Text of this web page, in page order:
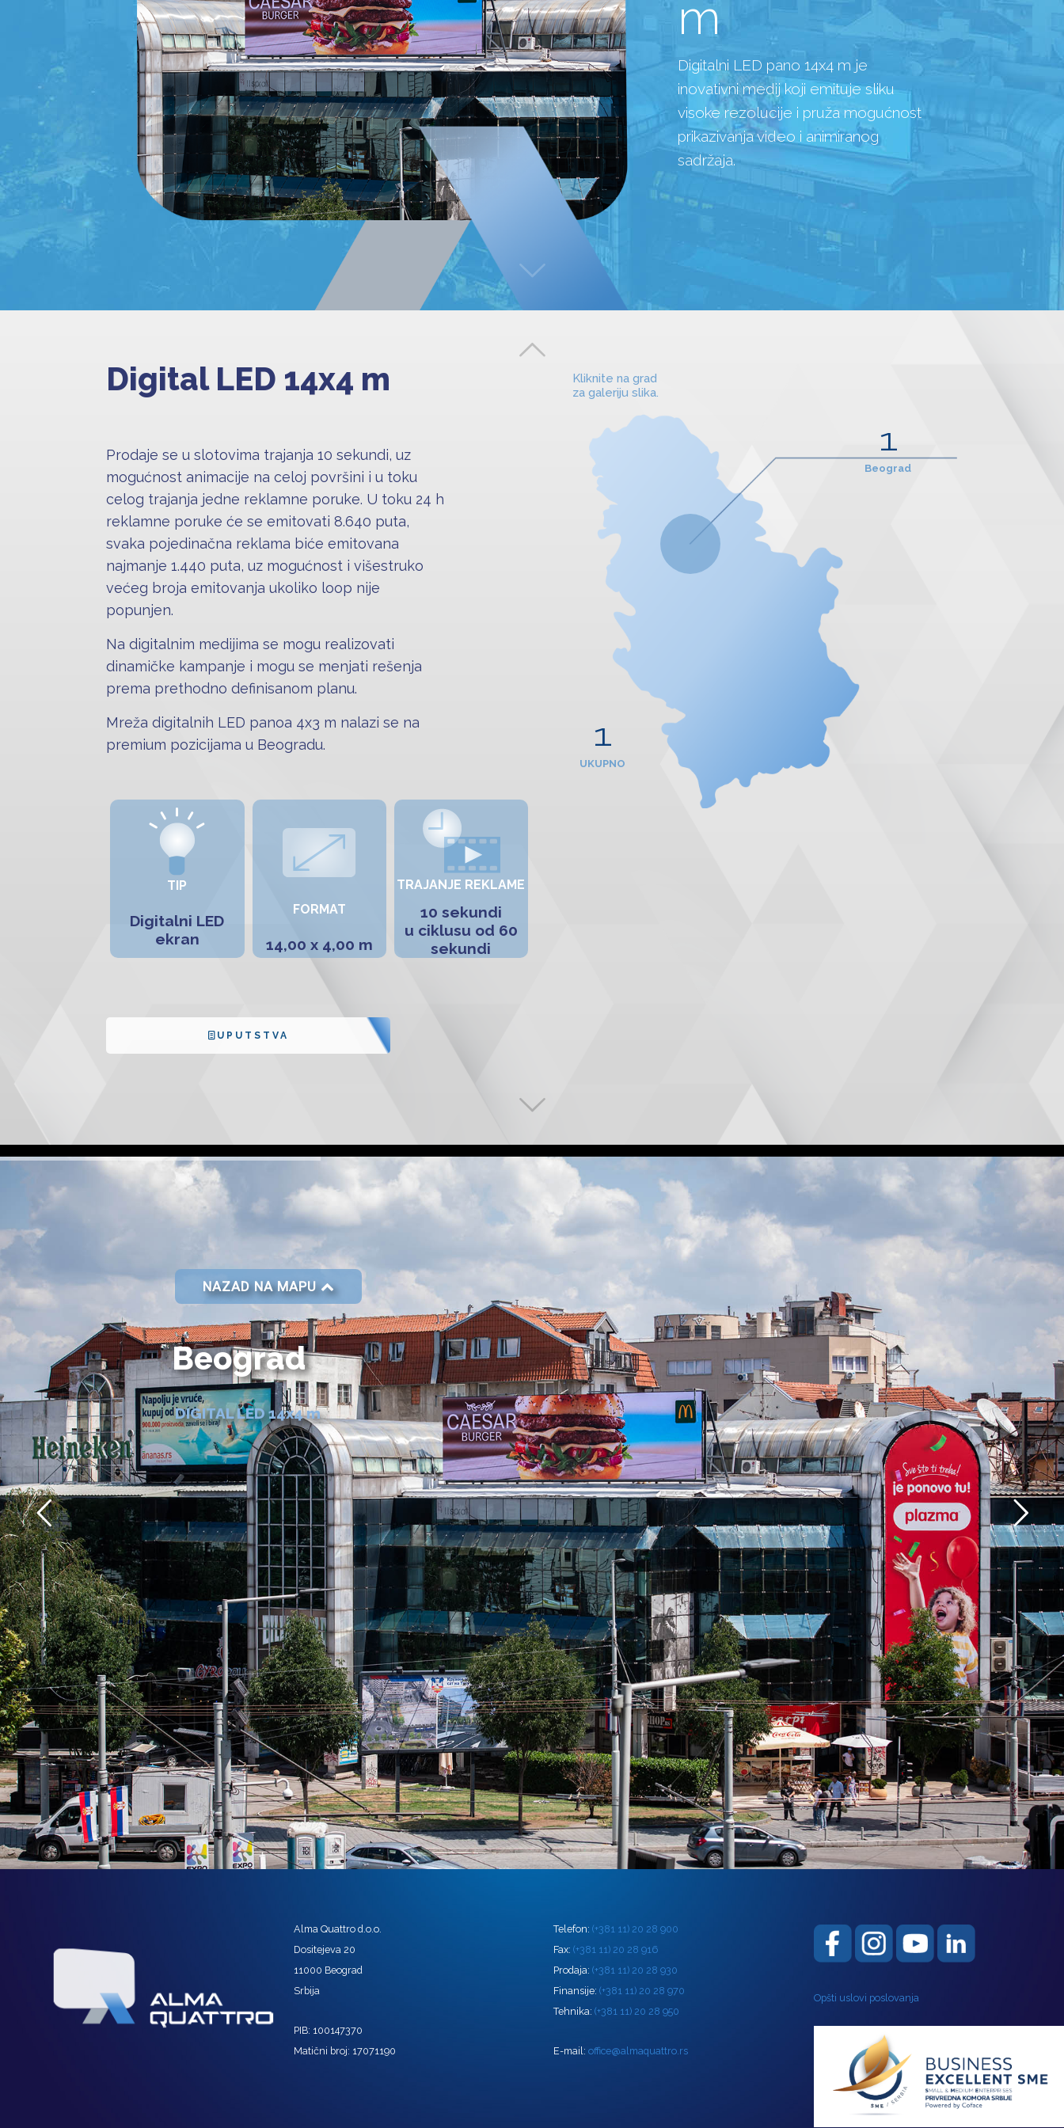
m
Digitalni LED pano 14x4 m je
inovativni medij koji emituje sliku
visoke rezolucije i pruža mogućnost
prikazivanja video i animiranog
sadržaja.
Digital LED 14x4 m
Prodaje se u slotovima trajanja 10 sekundi, uz
mogućnost animacije na celoj površini i u toku
celog trajanja jedne reklamne poruke. U toku 24 h
reklamne poruke će se emitovati 8.640 puta,
svaka pojedinačna reklama biće emitovana
najmanje 1.440 puta, uz mogućnost i višestruko
većeg broja emitovanja ukoliko loop nije
popunjen.
Na digitalnim medijima se mogu realizovati
dinamičke kampanje i mogu se menjati rešenja
prema prethodno definisanom planu.
Mreža digitalnih LED panoa 4x3 m nalazi se na
premium pozicijama u Beogradu.
TIP
Digitalni LED
ekran
FORMAT
14,00 x 4,00 m
TRAJANJE REKLAME
10 sekundi
u ciklusu od 60
sekundi
UPUTSTVA
Kliknite na grad
za galeriju slika.
Beograd
1
1
UKUPNO
Beograd
NAZAD NA MAPU
DIGITAL LED 14x4 m
Alma Quattro d.o.o.
Dositejeva 20
11000 Beograd
Srbija
PIB: 100147370
Matični broj: 17071190
Telefon: (+381 11) 20 28 900
Fax: (+381 11) 20 28 916
Prodaja: (+381 11) 20 28 930
Finansije: (+381 11) 20 28 970
Tehnika: (+381 11) 20 28 950
E-mail: office@almaquattro.rs
Opšti uslovi poslovanja